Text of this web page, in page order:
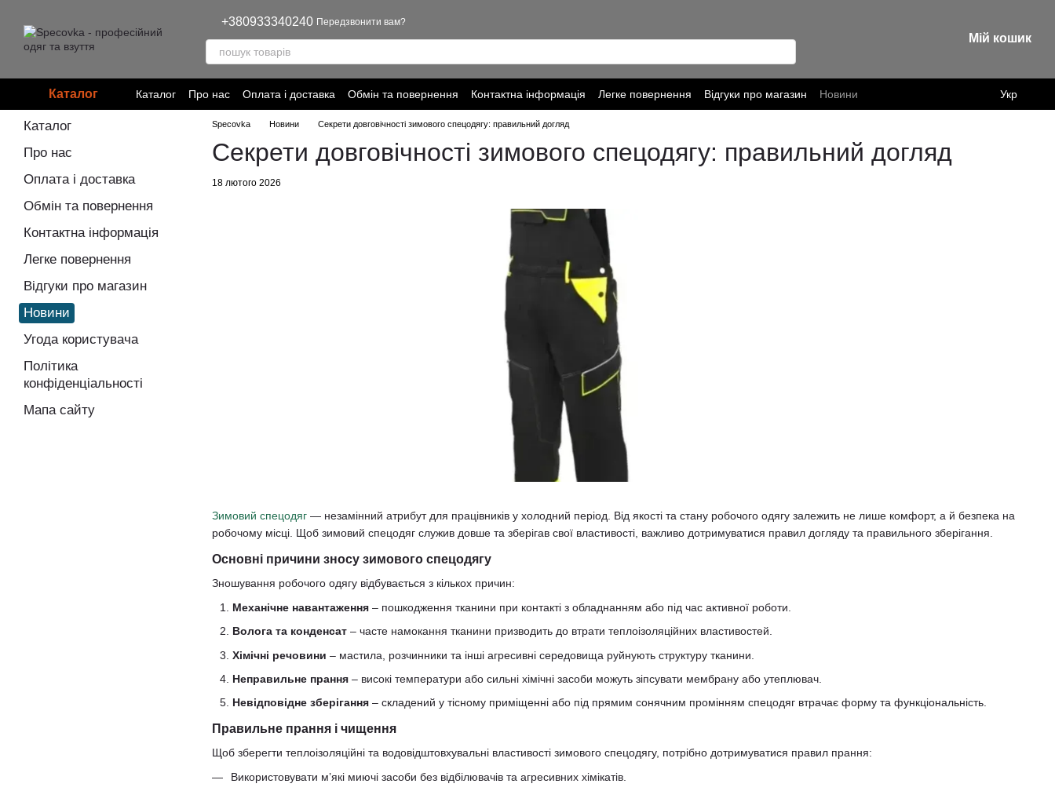
+380933340240 Передзвонити вам?
Мій кошик
Каталог Каталог Про нас Оплата і доставка Обмін та повернення Контактна інформація Легке повернення Відгуки про магазин
Новини
Угода користувача
Політика конфіденціальності
Укр
Specovka Новини Секрети довговічності зимового спецодягу: правильний догляд
Секрети довговічності зимового спецодягу: правильний догляд
18 лютого 2026
Зимовий спецодяг — незамінний атрибут для працівників у холодний період. Від якості та стану робочого одягу залежить не лише комфорт, а й безпека на
робочому місці. Щоб зимовий спецодяг служив довше та зберігав свої властивості, важливо дотримуватися правил догляду та правильного зберігання.
Основні причини зносу зимового спецодягу
Зношування робочого одягу відбувається з кількох причин:
Механічне навантаження – пошкодження тканини при контакті з обладнанням або під час активної роботи.
Волога та конденсат – часте намокання тканини призводить до втрати теплоізоляційних властивостей.
Хімічні речовини – мастила, розчинники та інші агресивні середовища руйнують структуру тканини.
Неправильне прання – високі температури або сильні хімічні засоби можуть зіпсувати мембрану або утеплювач.
Невідповідне зберігання – складений у тісному приміщенні або під прямим сонячним промінням спецодяг втрачає форму та функціональність.
Правильне прання і чищення
Щоб зберегти теплоізоляційні та водовідштовхувальні властивості зимового спецодягу, потрібно дотримуватися правил прання:
Використовувати м’які миючі засоби без відбілювачів та агресивних хімікатів.
Каталог
Про нас
Оплата і доставка
Обмін та повернення
Контактна інформація
Легке повернення
Відгуки про магазин
Новини
Угода користувача
Політика
конфіденціальності
Мапа сайту